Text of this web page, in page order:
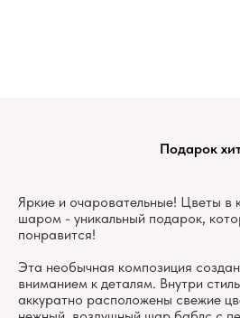
Подарок
Яркие и очаровательные! Цветы в
шаром - уникальный подарок,
понравится!
Эта необычная композиция
вниманием к деталям. Внутри
аккуратно расположены свежие